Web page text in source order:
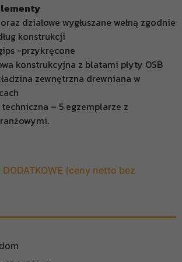
działowe wygłuszane wełną zgodnie
konstrukcji
-przykręcone
konstrukcyjna z blatami płyty OSB
zewnętrzna drewniana w
– 5 egzemplarze z
DODATKOWE (ceny netto bez